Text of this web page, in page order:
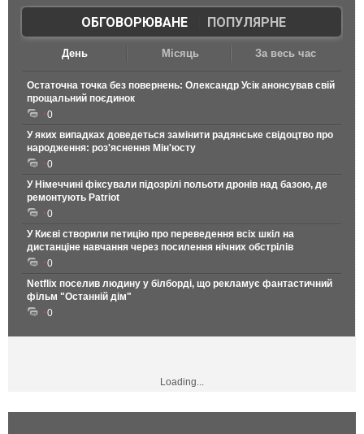
ОБГОВОРЮВАНЕ| ПОПУЛЯРНЕ
День Місяць За весь час
Остаточна точка без повернень: Олександр Усік анонсував свій
прощальний поєдинок
0
У яких випадках доведеться замінити радянське свідоцтво про
народження: роз'яснення Мін'юсту
0
У Німеччині фіксували підозрілі польоти дронів над базою, де
ремонтують Patriot
0
У Києві створили петицію про переведення всіх шкіл на
дистанціне навчання через посилення нічних обстрілів
0
Netflix поселив людину у білборді, що рекламує фантастичний
фільм "Останній дім"
0
Loading...